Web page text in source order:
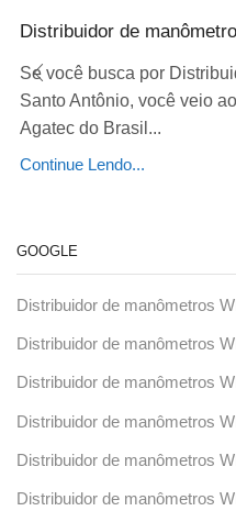
Distribuidor de
Se você busca por
Santo Antônio, você veio
Agatec do Brasil...
Continue Lendo...
GOOGLE
Distribuidor de manômetros
Distribuidor de manômetros
Distribuidor de manômetros
Distribuidor de manômetros
Distribuidor de manômetros
Distribuidor de manômetros